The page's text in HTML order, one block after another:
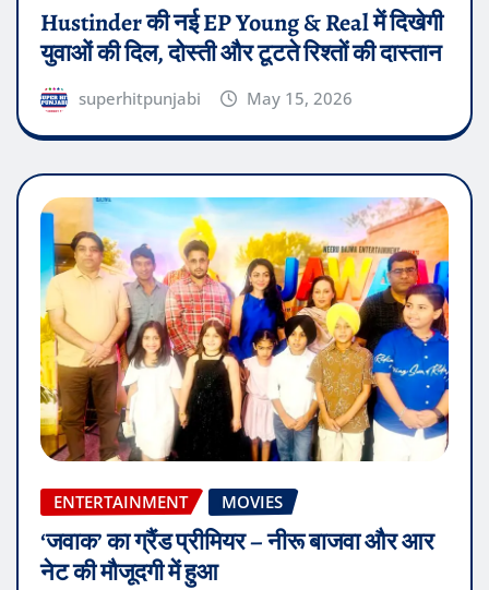
Hustinder की नई EP Young & Real में दिखेगी
युवाओं की दिल, दोस्ती और टूटते रिश्तों की दास्तान
superhitpunjabi May 15, 2026
ENTERTAINMENT MOVIES
‘जवाक’ का ग्रैंड प्रीमियर – नीरू बाजवा और आर
नेट की मौजूदगी में हुआ